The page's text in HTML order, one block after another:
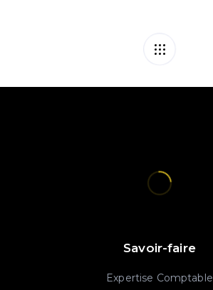
Savoir-faire
Expertise Comptable